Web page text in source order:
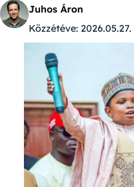
Juhos Áron
Közzétéve: 2026.05.27.